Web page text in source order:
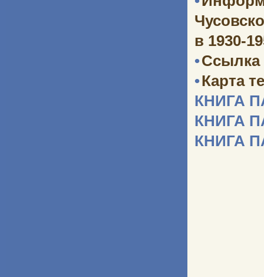
в 1930-
•Ссылка
•Карта
КНИГА
КНИГА
КНИГА